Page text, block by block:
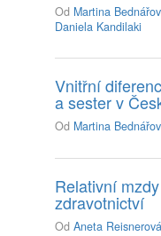
Od Martina
Daniela Kandilaki
Vnitřní
a sester v
Od Martina
Relativní
zdravotnictví
OdAneta Reisnerová